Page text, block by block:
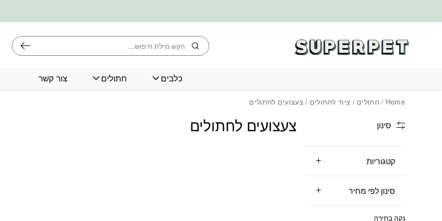
חיפוש
כלבים חתולים צור קשר
Home
/ חתולים / ציוד לחתולים / צעצועים לחתולים
צעצועים לחתולים סינון
קטגוריות
סינון לפי מחיר
נקה בחירה